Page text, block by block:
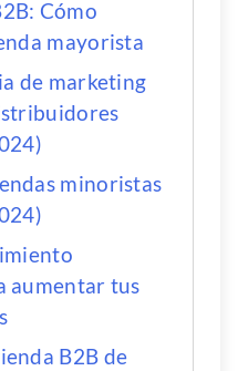
Cómo
mayorista
de marketing
minoristas
aumentar tus
B2B de